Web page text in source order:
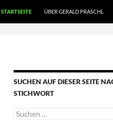
STARTSEITE ÜBER GERALD PRASCHL
SUCHEN AUF DIESER SEITE
STICHWORT
Suche
nach: